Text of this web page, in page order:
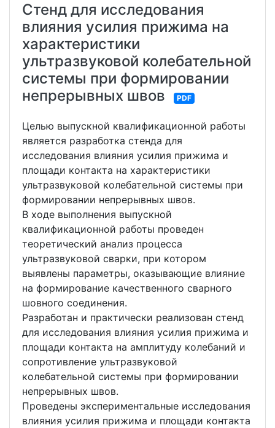
Стенд для исследования
влияния усилия прижима на
характеристики
ультразвуковой колебательной
системы при формировании
непрерывных швов
PDF
Целью выпускной квалификационной работы
является разработка стенда для
исследования влияния усилия прижима и
площади контакта на характеристики
ультразвуковой колебательной системы при
формировании непрерывных швов.
В ходе выполнения выпускной
квалификационной работы проведен
теоретический анализ процесса
ультразвуковой сварки, при котором
выявлены параметры, оказывающие влияние
на формирование качественного сварного
шовного соединения.
Разработан и практически реализован стенд
для исследования влияния усилия прижима и
площади контакта на амплитуду колебаний и
сопротивление ультразвуковой
колебательной системы при формировании
непрерывных швов.
Проведены экспериментальные исследования
влияния усилия прижима и площади контакта